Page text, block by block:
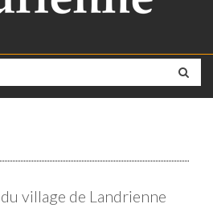
village de Landrienne